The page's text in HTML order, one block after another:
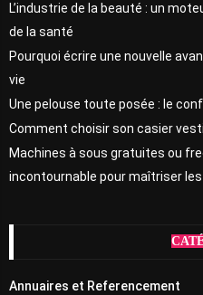
L’industrie de la beauté : un
de la santé
Pourquoi écrire une nouvelle
vie
Une pelouse toute posée : le
Comment choisir son casier
Machines à sous gratuites ou
incontournable pour maîtriser les
Annuaires et Referencement